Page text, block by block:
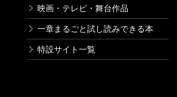
映画・テレビ・舞台作品
一章まるごと試し読みできる本
特設サイト一覧